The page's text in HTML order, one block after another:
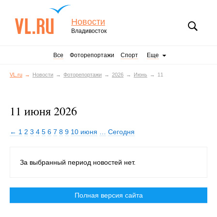
Новости
Владивосток
Все Фоторепортажи Спорт Еще
VL.ru Новости Фоторепортажи 2026 Июнь 11
11 июня 2026
← 1 2 3 4 5 6 7 8 9 10 июня Сегодня
За выбранный период новостей нет.
Полная версия сайта